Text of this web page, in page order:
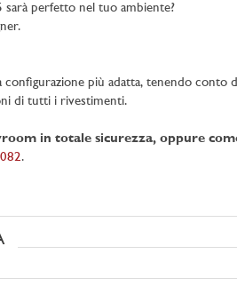
sarà perfetto nel tuo ambiente?
configurazione più adatta, tenendo
di tutti i rivestimenti.
in totale sicurezza, oppure
.